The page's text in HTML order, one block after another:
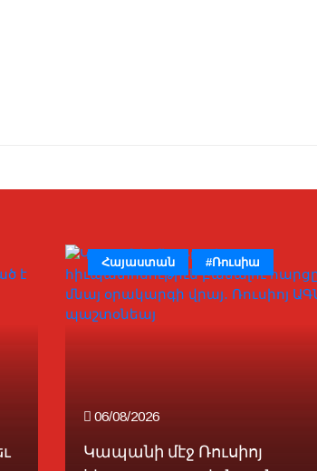
06/08/2026
Կապանի մէջ Ռուսիոյ
Հայաստան #Ռուսիա